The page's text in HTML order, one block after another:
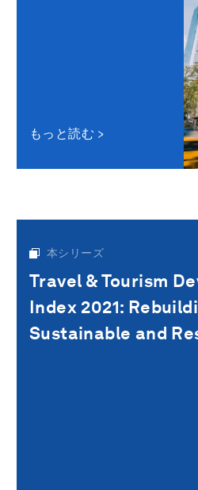
もっと読む
本シリーズ
Travel & Tourism
Index 2021:
Sustainable and